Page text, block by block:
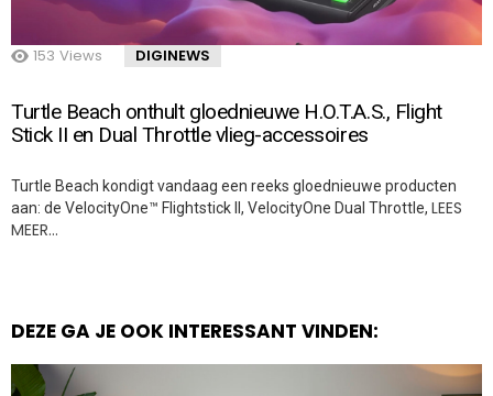
153 Views DIGINEWS
Turtle Beach onthult gloednieuwe H.O.T.A.S., Flight
Stick II en Dual Throttle vlieg-accessoires
Turtle Beach kondigt vandaag een reeks gloednieuwe producten
aan: de VelocityOne™ Flightstick II, VelocityOne Dual Throttle, LEES
MEER…
DEZE GA JE OOK INTERESSANT VINDEN: